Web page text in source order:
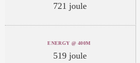
721 joule
ENERGY @ 400M
519 joule